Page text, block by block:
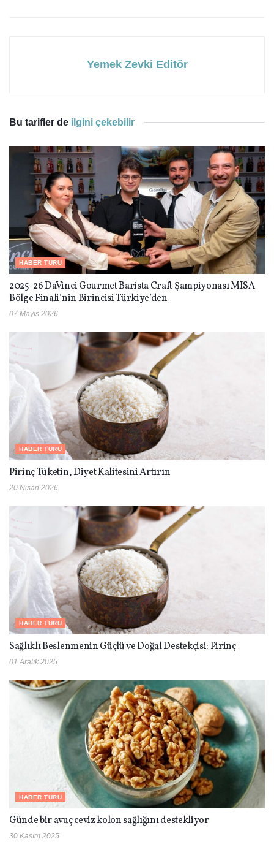
Yemek Zevki Editör
Bu tarifler de ilgini çekebilir
HABER TURU
2025-26 DaVinci Gourmet Barista Craft Şampiyonası MISA
Bölge Finali’nin Birincisi Türkiye’den
07 Mayıs 2026
HABER TURU
Pirinç Tüketin, Diyet Kalitesini Artırın
20 Nisan 2026
HABER TURU
Sağlıklı Beslenmenin Güçlü ve Doğal Destekçisi: Pirinç
01 Aralık 2025
HABER TURU
Günde bir avuç ceviz kolon sağlığını destekliyor
30 Kasım 2025